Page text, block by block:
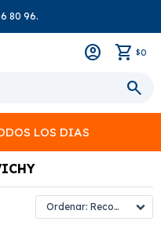
80 96.
$0
LOS DIAS
Recomendados